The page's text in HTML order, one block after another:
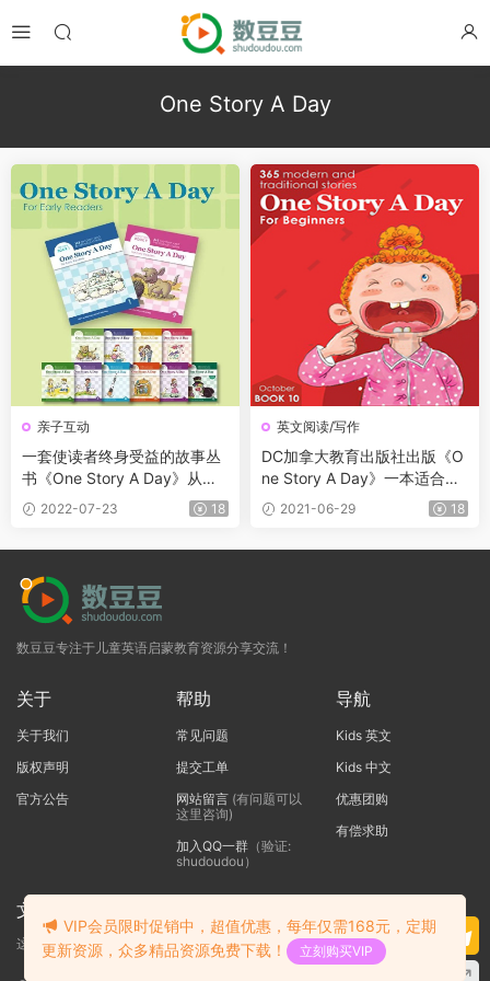
One Story A Day
亲子互动
一套使读者终身受益的故事丛
书《One Story A Day》从幼
儿园到初中 PDF+音频
2022-07-23 18
英文阅读/写作
DC加拿大教育出版社出版《O
ne Story A Day》一本适合少
儿阅读的英文原版故事书(PDF
+MP3)
2021-06-29 18
数豆豆专注于儿童英语启蒙教育资源分享交流！
关于
关于我们
版权声明
官方公告
帮助
常见问题
提交工单
网站留言(有问题可以
这里咨询)
加入QQ一群（验证:
shudoudou）
导航
Kids 英文
Kids 中文
优惠团购
有偿求助
文本标题
这里输入代码
VIP会员限时促销中，超值优惠，每年仅需168元，定期
更新资源，众多精品资源免费下载！
立刻购买VIP